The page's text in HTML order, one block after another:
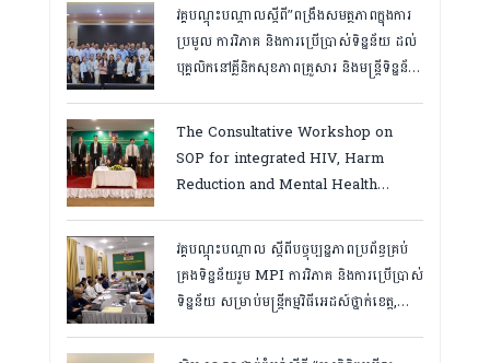
វគ្គបណ្ដុះបណ្ដាលស្តីពី”ពង្រឹងសមត្ថភាពក្នុងការ
ប្រមូល ការវិភាគ និងការប្រើប្រាស់ទិន្នន័យ ដល់
បុគ្គលិកនៅគ្លីនិកសុខភាពគ្រួសារ និងមន្ត្រីទិន្នន័យ
ឆ្នាំ២០២៦
The Consultative Workshop on
SOP for integrated HIV, Harm
Reduction and Mental Health
វគ្គបណ្ដុះបណ្តាល ស្តីពីបច្ចុប្បន្នភាពប្រព័ន្ធគ្រប់
គ្រងទិន្នន័យរួម MPI ការវិភាគ និងការប្រើប្រាស់
ទិន្នន័យ សម្រាប់មន្រ្តីកម្មវិធីអេដស៍ថ្នាក់ខេត្ត,